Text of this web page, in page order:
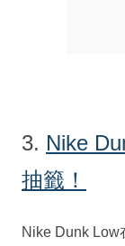
3. Nike
抽籤！
Nike Dunk Low